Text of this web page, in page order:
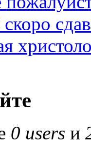
0 users и